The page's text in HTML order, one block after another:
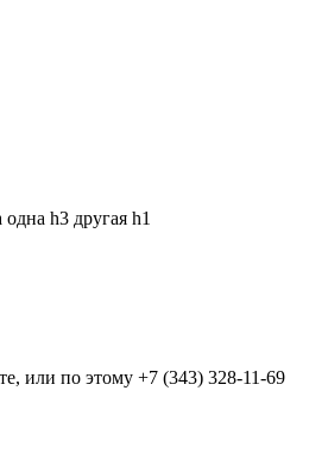
h3 другая h1
или по этому +7 (343) 328-11-69